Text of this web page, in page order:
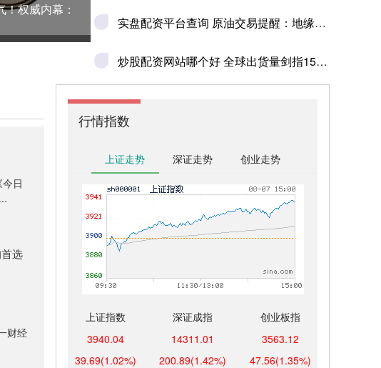
权威内幕：
实盘配资平台查询 原油交易提醒：地缘局势缓和施压油价，短期重回区间震荡，等待方向选择
炒股配资网站哪个好 全球出货量剑指1500万！智能眼镜将成新一代服务入口
日
选
财经
行情指数
上证走势 深证走势 创业走势
上证指数
3940.04
39.69(1.02%)
深证成指
14311.01
200.89(1.42%)
创业板指
3563.12
47.56(1.35%)